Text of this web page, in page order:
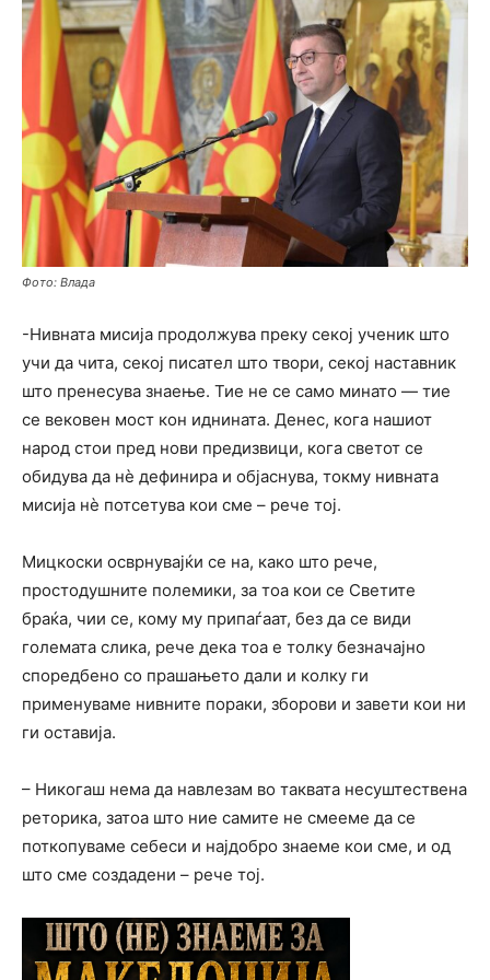
Фото: Влада
-Нивната мисија продолжува преку секој ученик што
учи да чита, секој писател што твори, секој наставник
што пренесува знаење. Тие не се само минато — тие
се вековен мост кон иднината. Денес, кога нашиот
народ стои пред нови предизвици, кога светот се
обидува да нè дефинира и објаснува, токму нивната
мисија нè потсетува кои сме – рече тој.
Мицкоски осврнувајќи се на, како што рече,
простодушните полемики, за тоа кои се Светите
браќа, чии се, кому му припаѓаат, без да се види
големата слика, рече дека тоа е толку безначајно
споредбено со прашањето дали и колку ги
применуваме нивните пораки, зборови и завети кои ни
ги оставија.
– Никогаш нема да навлезам во таквата несуштествена
реторика, затоа што ние самите не смееме да се
поткопуваме себеси и најдобро знаеме кои сме, и од
што сме создадени – рече тој.